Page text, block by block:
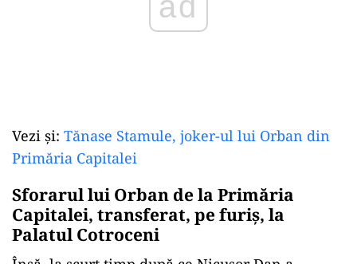
Vezi și: Tănase Stamule, joker-ul lui Orban din
Primăria Capitalei
Sforarul lui Orban de la Primăria
Capitalei, transferat, pe furiș, la
Palatul Cotroceni